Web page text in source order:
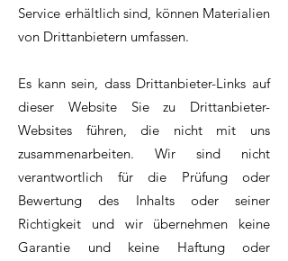
Service erhältlich sind, können Materialien
von Drittanbietern umfassen.
Es kann sein, dass Drittanbieter-Links auf
dieser Website Sie zu Drittanbieter-
Websites führen, die nicht mit uns
zusammenarbeiten. Wir sind nicht
verantwortlich für die Prüfung oder
Bewertung des Inhalts oder seiner
Richtigkeit und wir übernehmen keine
Garantie und keine Haftung oder